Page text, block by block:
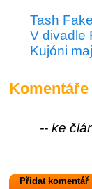
Tash
V divadle
Kujóni
Komentáře
-- ke
Přidat komentář